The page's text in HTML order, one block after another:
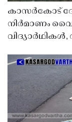
കാസർകോട്
നിർമാണം